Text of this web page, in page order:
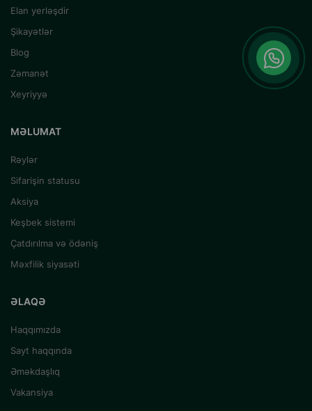
Elan yerləşdir
Şikayətlər
Blog
Zəmanət
Xeyriyyə
MƏLUMAT
Rəylər
Sifarişin statusu
Aksiya
Keşbek sistemi
Çatdırılma və ödəniş
Məxfilik siyasəti
ƏLAQƏ
Haqqımızda
Sayt haqqında
Əməkdaşlıq
Vakansiya